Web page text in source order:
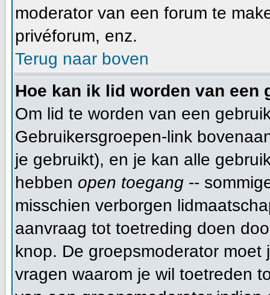
moderator van een forum te
privéforum, enz.
Terug naar boven
Hoe kan ik lid worden van een
Om lid te worden van een
Gebruikersgroepen-link
je gebruikt), en je kan alle
hebben open toegang --
misschien verborgen
aanvraag tot toetreding doen
knop. De groepsmoderator
vragen waarom je wil toetreden